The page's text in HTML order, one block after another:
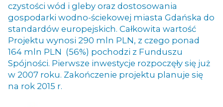
czystości wód i gleby oraz dostosowania
gospodarki wodno-ściekowej miasta Gdańska do
standardów europejskich. Całkowita wartość
Projektu wynosi 290 mln PLN, z czego ponad
164 mln PLN (56%) pochodzi z Funduszu
Spójności. Pierwsze inwestycje rozpoczęły się już
w 2007 roku. Zakończenie projektu planuje się
na rok 2015 r.